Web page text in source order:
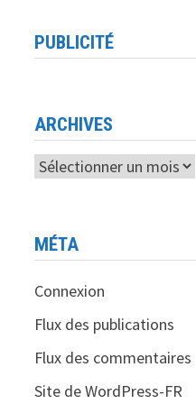
PUBLICITÉ
ARCHIVES
Archives
MÉTA
Connexion
Flux des publications
Flux des commentaires
Site de WordPress-FR